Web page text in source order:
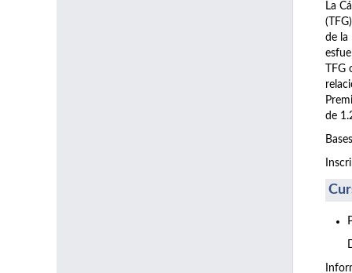
La
de la
de